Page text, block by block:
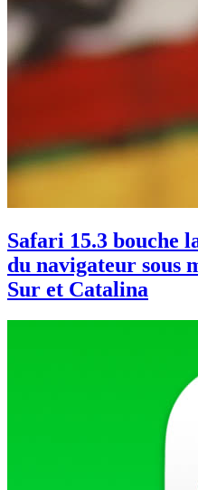
Safari 15.3 bouche
du navigateur sous
Sur et Catalina